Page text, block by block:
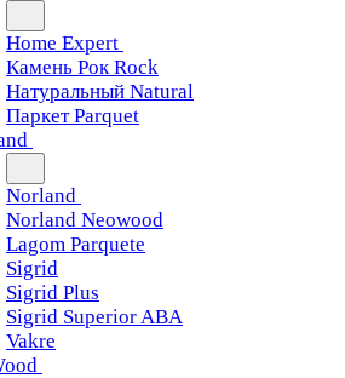
Home Expert
Камень Рок Rock
Натуральный Natural
Паркет Parquet
Norland
Norland Neowood
Lagom Parquete
Sigrid
Sigrid Plus
Sigrid Superior ABA
Vakre